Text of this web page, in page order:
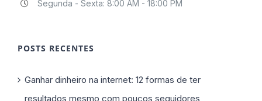
Segunda - Sexta: 8:00 AM - 18:00 PM
POSTS RECENTES
Ganhar dinheiro na internet: 12 formas de ter
resultados mesmo com poucos seguidores